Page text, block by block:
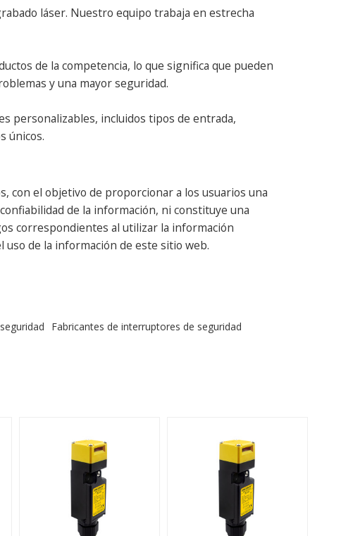
láser. Nuestro equipo trabaja en estrecha
de la competencia, lo que significa que pueden
y una mayor seguridad.
personalizables, incluidos tipos de entrada,
únicos.
con el objetivo de proporcionar a los usuarios una
de la información, ni constituye una
correspondientes al utilizar la información
de la información de este sitio web.
Fabricantes de interruptores de seguridad